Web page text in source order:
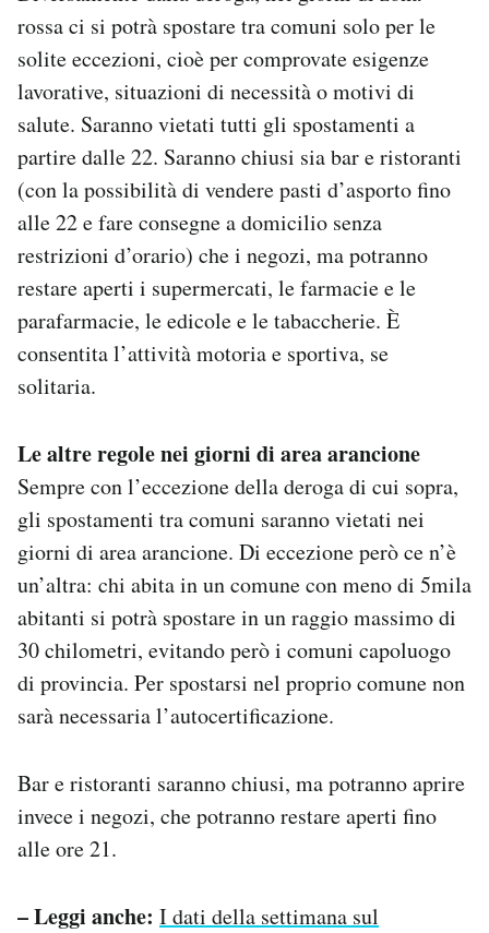
rossa ci si potrà spostare tra comuni solo per le
solite eccezioni, cioè per comprovate esigenze
lavorative, situazioni di necessità o motivi di
salute. Saranno vietati tutti gli spostamenti a
partire dalle 22. Saranno chiusi sia bar e ristoranti
(con la possibilità di vendere pasti d’asporto fino
alle 22 e fare consegne a domicilio senza
restrizioni d’orario) che i negozi, ma potranno
restare aperti i supermercati, le farmacie e le
parafarmacie, le edicole e le tabaccherie. È
consentita l’attività motoria e sportiva, se
solitaria.
Le altre regole nei giorni di area arancione
Sempre con l’eccezione della deroga di cui sopra,
gli spostamenti tra comuni saranno vietati nei
giorni di area arancione. Di eccezione però ce n’è
un’altra: chi abita in un comune con meno di 5mila
abitanti si potrà spostare in un raggio massimo di
30 chilometri, evitando però i comuni capoluogo
di provincia. Per spostarsi nel proprio comune non
sarà necessaria l’autocertificazione.
Bar e ristoranti saranno chiusi, ma potranno aprire
invece i negozi, che potranno restare aperti fino
alle ore 21.
– Leggi anche: I dati della settimana sul